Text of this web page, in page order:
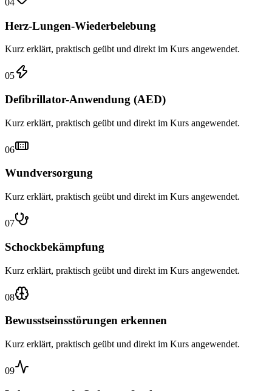
Herz-Lungen-Wiederbelebung
Kurz erklärt, praktisch geübt und direkt im Kurs angewendet.
05
Defibrillator-Anwendung (AED)
Kurz erklärt, praktisch geübt und direkt im Kurs angewendet.
06
Wundversorgung
Kurz erklärt, praktisch geübt und direkt im Kurs angewendet.
07
Schockbekämpfung
Kurz erklärt, praktisch geübt und direkt im Kurs angewendet.
08
Bewusstseinsstörungen erkennen
Kurz erklärt, praktisch geübt und direkt im Kurs angewendet.
09